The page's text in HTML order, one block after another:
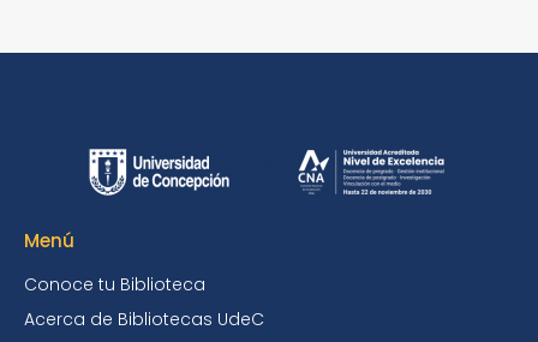
Menú
Conoce tu Biblioteca
Acerca de Bibliotecas UdeC